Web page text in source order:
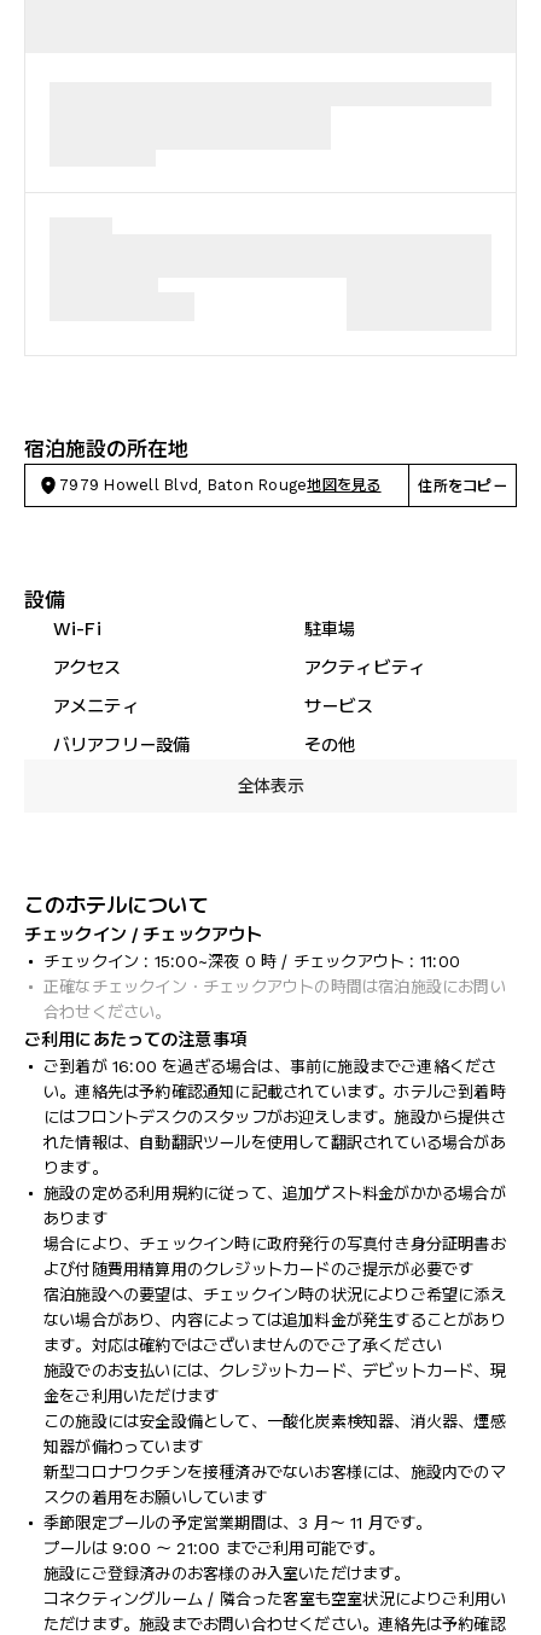
宿泊施設の所在地
7979 Howell Blvd, Baton Rouge地図を見る 住所をコピー
設備
Wi-Fi
駐車場
アクセス
アクティビティ
アメニティ
サービス
バリアフリー設備
その他
全体表示
このホテルについて
チェックイン / チェックアウト
チェックイン : 15:00~深夜 0 時 / チェックアウト : 11:00
正確なチェックイン・チェックアウトの時間は宿泊施設にお問い
合わせください。
ご利用にあたっての注意事項
ご到着が 16:00 を過ぎる場合は、事前に施設までご連絡くださ
い。連絡先は予約確認通知に記載されています。ホテルご到着時
にはフロントデスクのスタッフがお迎えします。施設から提供さ
れた情報は、自動翻訳ツールを使用して翻訳されている場合があ
ります。
施設の定める利用規約に従って、追加ゲスト料金がかかる場合が
あります
場合により、チェックイン時に政府発行の写真付き身分証明書お
よび付随費用精算用のクレジットカードのご提示が必要です
宿泊施設への要望は、チェックイン時の状況によりご希望に添え
ない場合があり、内容によっては追加料金が発生することがあり
ます。対応は確約ではございませんのでご了承ください
施設でのお支払いには、クレジットカード、デビットカード、現
金をご利用いただけます
この施設には安全設備として、一酸化炭素検知器、消火器、煙感
知器が備わっています
新型コロナワクチンを接種済みでないお客様には、施設内でのマ
スクの着用をお願いしています
季節限定プールの予定営業期間は、3 月～ 11 月です。
プールは 9:00 ～ 21:00 までご利用可能です。
施設にご登録済みのお客様のみ入室いただけます。
コネクティングルーム / 隣合った客室も空室状況によりご利用い
ただけます。施設までお問い合わせください。連絡先は予約確認